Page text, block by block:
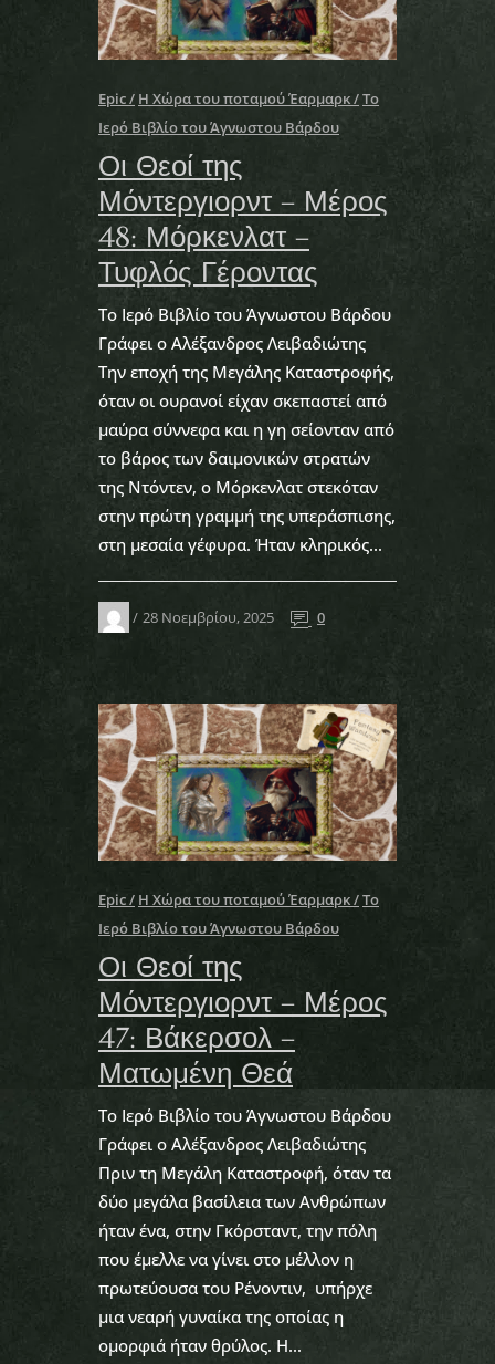
Epic Η Χώρα του ποταμού Έαρμαρκ
Το
Ιερό Βιβλίο του Άγνωστου Βάρδου
Οι Θεοί της
Μόντεργιορντ – Μέρος
48: Μόρκενλατ –
Τυφλός Γέροντας
Το Ιερό Βιβλίο του Άγνωστου Βάρδου
Γράφει ο Αλέξανδρος Λειβαδιώτης
Την εποχή της Μεγάλης Καταστροφής,
όταν οι ουρανοί είχαν σκεπαστεί από
μαύρα σύννεφα και η γη σείονταν από
το βάρος των δαιμονικών στρατών
της Ντόντεν, ο Μόρκενλατ στεκόταν
στην πρώτη γραμμή της υπεράσπισης,
στη μεσαία γέφυρα. Ήταν κληρικός...
28 Νοεμβρίου, 2025 0
Epic Η Χώρα του ποταμού Έαρμαρκ
Το
Ιερό Βιβλίο του Άγνωστου Βάρδου
Οι Θεοί της
Μόντεργιορντ – Μέρος
47: Βάκερσολ –
Ματωμένη Θεά
Το Ιερό Βιβλίο του Άγνωστου Βάρδου
Γράφει ο Αλέξανδρος Λειβαδιώτης
Πριν τη Μεγάλη Καταστροφή, όταν τα
δύο μεγάλα βασίλεια των Ανθρώπων
ήταν ένα, στην Γκόρσταντ, την πόλη
που έμελλε να γίνει στο μέλλον η
πρωτεύουσα του Ρένοντιν, υπήρχε
μια νεαρή γυναίκα της οποίας η
ομορφιά ήταν θρύλος. Η...